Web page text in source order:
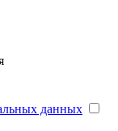
данных